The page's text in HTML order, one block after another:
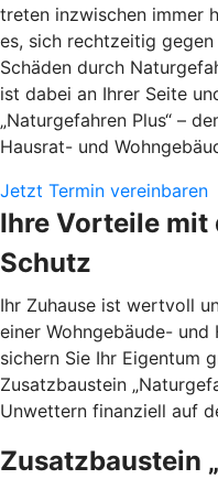
treten inzwischen immer
es, sich rechtzeitig
Schäden durch
ist dabei an Ihrer Seite
„Naturgefahren Plus“ –
Hausrat- und
Jetzt Termin vereinbaren
Ihre Vorteile mit
Schutz
Ihr Zuhause ist wertvoll
einer Wohngebäude- und
sichern Sie Ihr Eigentum
Zusatzbaustein
Unwettern finanziell auf
Zusatzbaustein